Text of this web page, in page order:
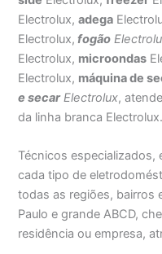
Electrolux,adega
Electrolux, fogão
Electrolux, microondas
Electrolux, máquina de
e secarElectrolux,
da linha branca Electrolux.
Técnicos especializados,
cada tipo de
todas as regiões, bairros
Paulo e grande ABCD,
residência ou empresa,